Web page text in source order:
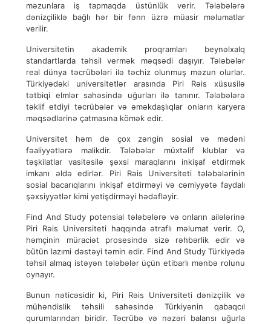
məzunlara iş tapmaqda üstünlük verir. Tələbələrə
dənizçiliklə bağlı hər bir fənn üzrə müasir məlumatlar
verilir.
Universitetin akademik proqramları beynəlxalq
standartlarda təhsil vermək məqsədi daşıyır. Tələbələr
real dünya təcrübələri ilə təchiz olunmuş məzun olurlar.
Türkiyədəki universitetlər arasında Piri Rəis xüsusilə
tətbiqi elmlər sahəsində uğurları ilə tanınır. Tələbələrə
təklif etdiyi təcrübələr və əməkdaşlıqlar onların karyera
məqsədlərinə çatmasına kömək edir.
Universitet həm də çox zəngin sosial və mədəni
fəaliyyətlərə malikdir. Tələbələr müxtəlif klublar və
təşkilatlar vasitəsilə şəxsi maraqlarını inkişaf etdirmək
imkanı əldə edirlər. Piri Rəis Universiteti tələbələrinin
sosial bacarıqlarını inkişaf etdirməyi və cəmiyyətə faydalı
şəxsiyyətlər kimi yetişdirməyi hədəfləyir.
Find And Study potensial tələbələrə və onların ailələrinə
Piri Rəis Universiteti haqqında ətraflı məlumat verir. O,
həmçinin müraciət prosesində sizə rəhbərlik edir və
bütün lazımi dəstəyi təmin edir. Find And Study Türkiyədə
təhsil almaq istəyən tələbələr üçün etibarlı mənbə rolunu
oynayır.
Bunun nəticəsidir ki, Piri Rəis Universiteti dənizçilik və
mühəndislik təhsili sahəsində Türkiyənin qabaqcıl
qurumlarından biridir. Təcrübə və nəzəri balansı uğurla